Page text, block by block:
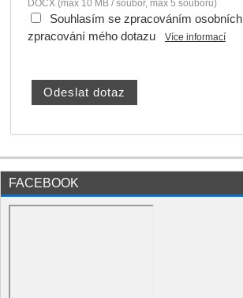
DOCX (max 10 MB / soubor, max 5 souborů)
Souhlasím se zpracováním
zpracování mého dotazu
Více informací
FACEBOOK